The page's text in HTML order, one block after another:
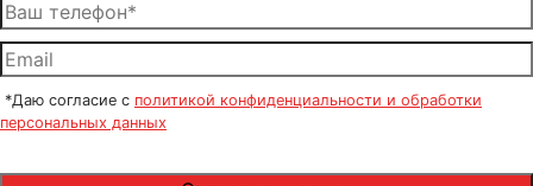
*Даю согласие с политикой конфиденциальности и обработки
персональных данных